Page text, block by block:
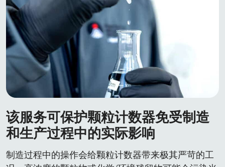
该服务可保护颗粒计数器免受制造
和生产过程中的实际影响
制造过程中的操作会给颗粒计数器带来极其严苛的工